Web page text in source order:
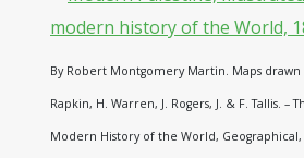
By Robert Montgomery Martin. Maps drawn
Rapkin, H. Warren, J. Rogers, J. & F. Tallis. –
Modern History of the World,